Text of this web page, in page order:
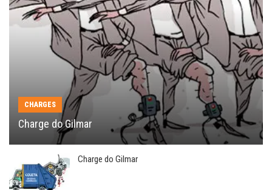
CHARGES
Charge do Gilmar
Charge do Gilmar